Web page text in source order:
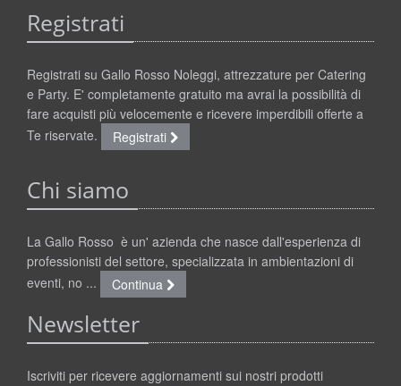
Registrati
Registrati su Gallo Rosso Noleggi, attrezzature per Catering
e Party. E' completamente gratuito ma avrai la possibilità di
fare acquisti più velocemente e ricevere imperdibili offerte a
Te riservate.
Registrati
Chi siamo
La Gallo Rosso è un' azienda che nasce dall'esperienza di
professionisti del settore, specializzata in ambientazioni di
eventi, no ...
Continua
Newsletter
Iscriviti per ricevere aggiornamenti sui nostri prodotti